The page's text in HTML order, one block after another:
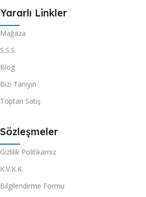
Yararlı Linkler
Mağaza
S.S.S.
Blog
Bizi Tanıyın
Toptan Satış
Sözleşmeler
Gizlilik Politikamız
K.V.K.K.
Bilgilendirme Formu